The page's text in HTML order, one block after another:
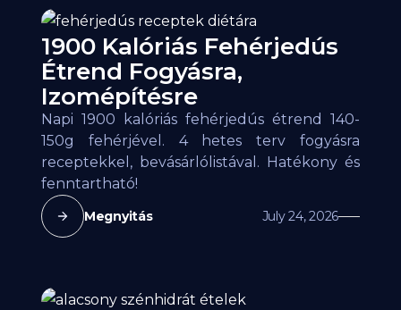
1900 Kalóriás Fehérjedús
Étrend Fogyásra,
Izomépítésre
Napi 1900 kalóriás fehérjedús étrend 140-
150g fehérjével. 4 hetes terv fogyásra
receptekkel, bevásárlólistával. Hatékony és
fenntartható!
Megnyitás July 24, 2026